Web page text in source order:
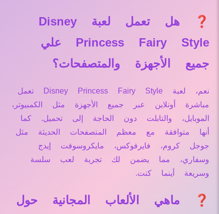
❓ هل تعمل لعبة Disney
Princess Fairy Style علي
جميع الأجهزة والمتصفحات؟
نعم، لعبة Disney Princess Fairy Style تعمل
مباشرة أونلاين عبر جميع الأجهزة مثل الكمبيوتر،
الموبايل، والتابلت دون الحاجة إلى تحميل. كما
أنها متوافقة مع معظم المتصفحات الحديثة مثل
جوجل كروم، فايرفوكس، مايكروسوفت إيدج
وسفاري، مما يضمن لك تجربة لعب سلسة
وسريعة أينما كنت.
❓ ماهي الألعاب المجانية حول